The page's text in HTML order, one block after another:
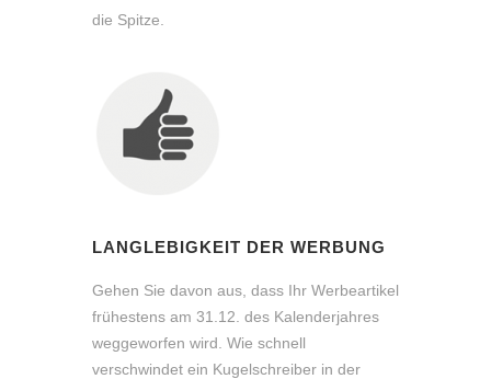
die Spitze.
LANGLEBIGKEIT DER WERBUNG
Gehen Sie davon aus, dass Ihr Werbeartikel
frühestens am 31.12. des Kalenderjahres
weggeworfen wird. Wie schnell
verschwindet ein Kugelschreiber in der